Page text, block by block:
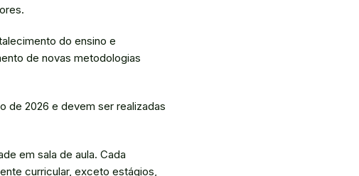
do ensino e
de novas metodologias
de 2026 e devem ser realizadas
em sala de aula. Cada
curricular, exceto estágios,